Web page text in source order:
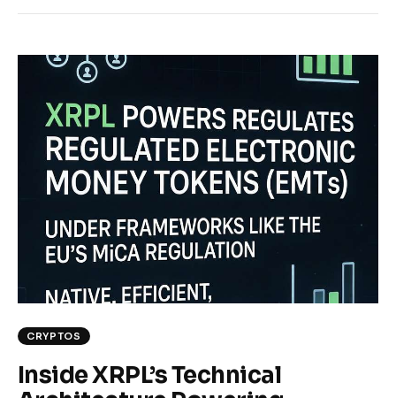
CRYPTOS
Inside XRPL’s Technical